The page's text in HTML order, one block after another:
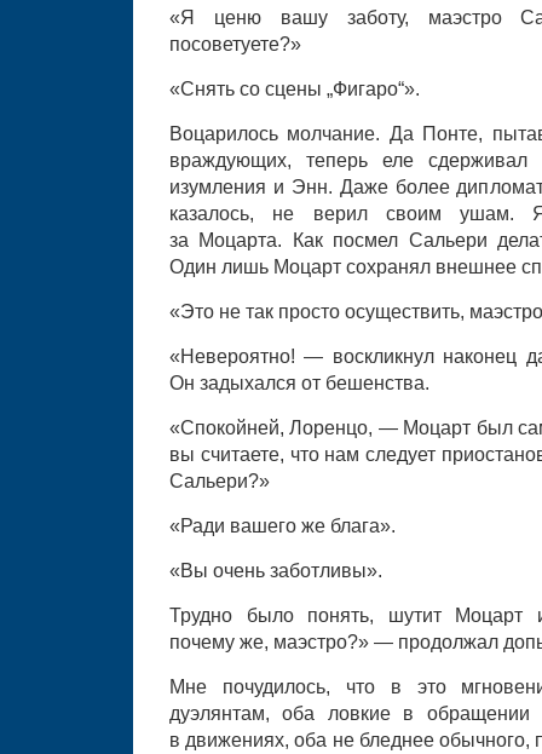
«Я ценю вашу заботу, маэстро
посоветуете?»
«Снять со сцены „Фигаро“».
Воцарилось молчание. Да Понте,
враждующих, теперь еле сдерживал
изумления и Энн. Даже более
казалось, не верил своим ушам.
за Моцарта. Как посмел Сальери
Один лишь Моцарт сохранял внешнее
«Это не так просто осуществить,
«Невероятно! — воскликнул
Он задыхался от бешенства.
«Спокойней, Лоренцо, — Моцарт был
вы считаете, что нам следует
Сальери?»
«Ради вашего же блага».
«Вы очень заботливы».
Трудно было понять, шутит Моцарт
почему же, маэстро?» — продолжал
Мне почудилось, что в это
дуэлянтам, оба ловкие в обращении
в движениях, оба не бледнее